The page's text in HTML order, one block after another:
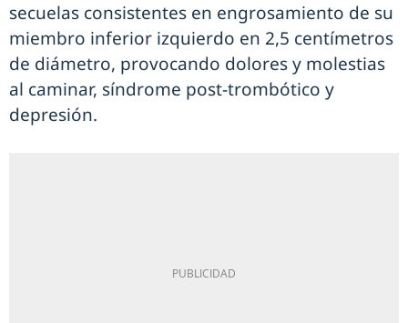
secuelas consistentes en engrosamiento de su
miembro inferior izquierdo en 2,5 centímetros
de diámetro, provocando dolores y molestias
al caminar, síndrome post-trombótico y
depresión.